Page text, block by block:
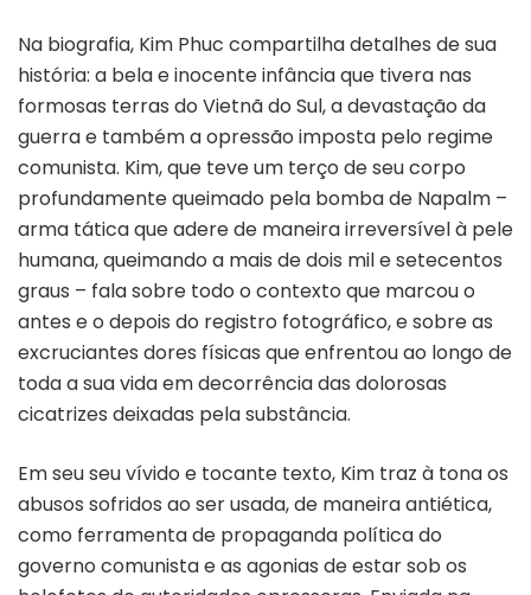
Na biografia, Kim Phuc compartilha detalhes de sua
história: a bela e inocente infância que tivera nas
formosas terras do Vietnã do Sul, a devastação da
guerra e também a opressão imposta pelo regime
comunista. Kim, que teve um terço de seu corpo
profundamente queimado pela bomba de Napalm –
arma tática que adere de maneira irreversível à pele
humana, queimando a mais de dois mil e setecentos
graus – fala sobre todo o contexto que marcou o
antes e o depois do registro fotográfico, e sobre as
excruciantes dores físicas que enfrentou ao longo de
toda a sua vida em decorrência das dolorosas
cicatrizes deixadas pela substância.
Em seu seu vívido e tocante texto, Kim traz à tona os
abusos sofridos ao ser usada, de maneira antiética,
como ferramenta de propaganda política do
governo comunista e as agonias de estar sob os